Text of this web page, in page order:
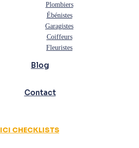
Plombiers
Ébénistes
Garagistes
Coiffeurs
Fleuristes
Blog
Contact
ICI CHECKLISTS